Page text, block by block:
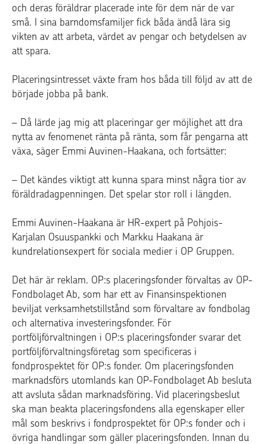
och deras föräldrar placerade inte för dem när de var
små. I sina barndomsfamiljer fick båda ändå lära sig
vikten av att arbeta, värdet av pengar och betydelsen av
att spara.
Placeringsintresset växte fram hos båda till följd av att de
började jobba på bank.
– Då lärde jag mig att placeringar ger möjlighet att dra
nytta av fenomenet ränta på ränta, som får pengarna att
växa, säger Emmi Auvinen-Haakana, och fortsätter:
– Det kändes viktigt att kunna spara minst några tior av
föräldradagpenningen. Det spelar stor roll i längden.
Emmi Auvinen-Haakana är HR-expert på Pohjois-
Karjalan Osuuspankki och Markku Haakana är
kundrelationsexpert för sociala medier i OP Gruppen.
Det här är reklam. OP:s placeringsfonder förvaltas av OP-
Fondbolaget Ab, som har ett av Finansinspektionen
beviljat verksamhetstillstånd som förvaltare av fondbolag
och alternativa investeringsfonder. För
portföljförvaltningen i OP:s placeringsfonder svarar det
portföljförvaltningsföretag som specificeras i
fondprospektet för OP:s fonder. Om placeringsfonden
marknadsförs utomlands kan OP-Fondbolaget Ab besluta
att avsluta sådan marknadsföring. Vid placeringsbeslut
ska man beakta placeringsfondens alla egenskaper eller
mål som beskrivs i fondprospektet för OP:s fonder och i
övriga handlingar som gäller placeringsfonden. Innan du